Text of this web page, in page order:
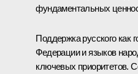
фундаментальных
Поддержка русского как
Федерации и языков
ключевых приоритетов.